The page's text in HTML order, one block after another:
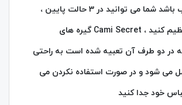
پوشاننده مناسب باشد شما می توانید در 3 حالت پایین ،
متوسط و بالا تنظیم کنید ، Cami Secret گیره های
در دو طرف آن تعبیه شده است به راحتی
می شود و در صورت استفاده نکردن می
خود جدا کنید